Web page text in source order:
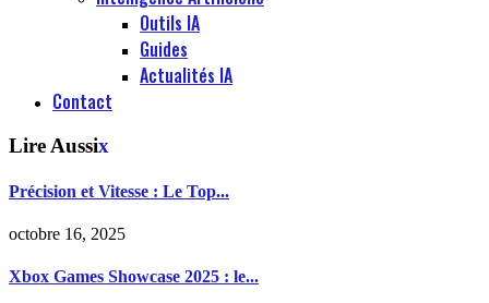
Outils IA
Guides
Actualités IA
Contact
Lire Aussix
Précision et Vitesse : Le Top...
octobre 16, 2025
Xbox Games Showcase 2025 : le...